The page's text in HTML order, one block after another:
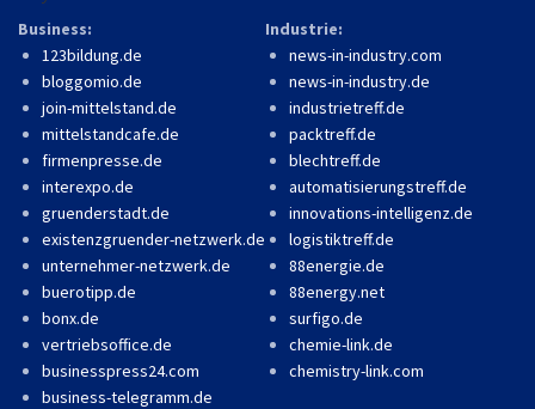
Business:
123bildung.de
bloggomio.de
join-mittelstand.de
mittelstandcafe.de
firmenpresse.de
interexpo.de
gruenderstadt.de
existenzgruender-netzwerk.de
unternehmer-netzwerk.de
buerotipp.de
bonx.de
vertriebsoffice.de
businesspress24.com
business-telegramm.de
Industrie:
news-in-industry.com
news-in-industry.de
industrietreff.de
packtreff.de
blechtreff.de
automatisierungstreff.de
innovations-intelligenz.de
logistiktreff.de
88energie.de
88energy.net
surfigo.de
chemie-link.de
chemistry-link.com